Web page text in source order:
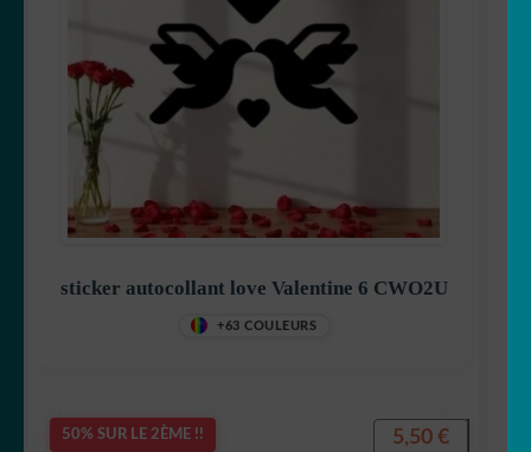
sticker autocollant love Valentine 6 CWO2U
+63 COULEURS
50% SUR LE 2ÈME !! 5,50 €